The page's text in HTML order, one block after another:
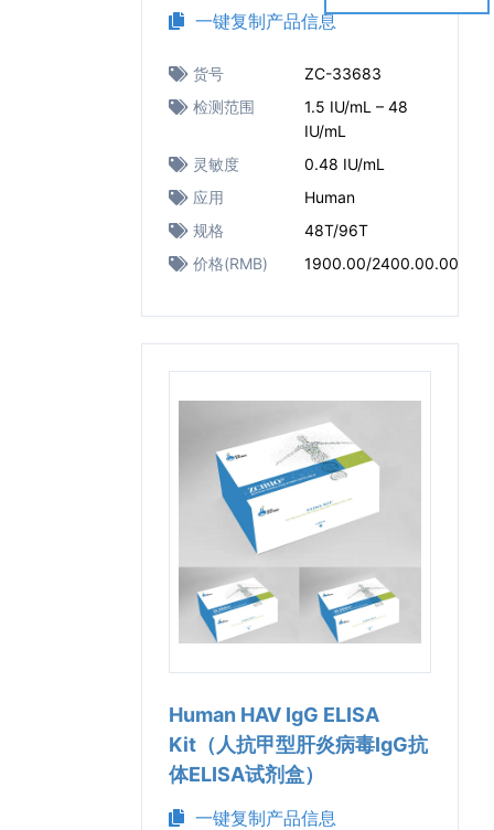
一键复制产品信息
货号
ZC-33683
检测范围
1.5 IU/mL – 48
IU/mL
灵敏度
0.48 IU/mL
应用
Human
规格
48T/96T
价格(RMB)
1900.00/2400.00.00
Human HAV IgG ELISA
Kit（人抗甲型肝炎病毒IgG抗
体ELISA试剂盒）
一键复制产品信息